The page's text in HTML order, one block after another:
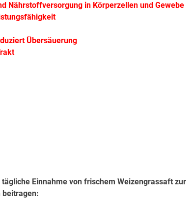
Nährstoffversorgung in Körperzellen und Gewebe
Übersäuerung
Einnahme von frischem Weizengrassaft zur
beitragen: